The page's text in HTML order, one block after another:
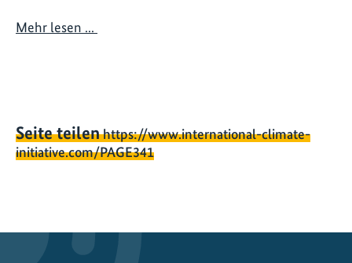
n
Mehr lesen ...
Seite teilenhttps://www.international-climate-
initiative.com/PAGE341